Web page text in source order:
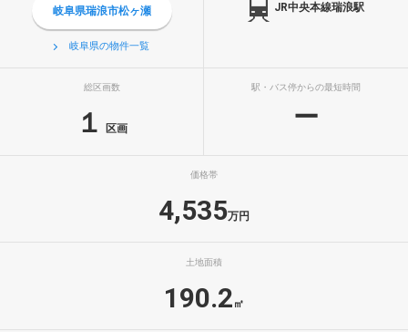
岐阜県瑞浪市松ヶ瀬
岐阜県の物件一覧
JR中央本線瑞浪駅
総区画数
１ 区画
駅・バス停からの最短時間
ー
価格帯
4,535万円
土地面積
190.2 ㎡